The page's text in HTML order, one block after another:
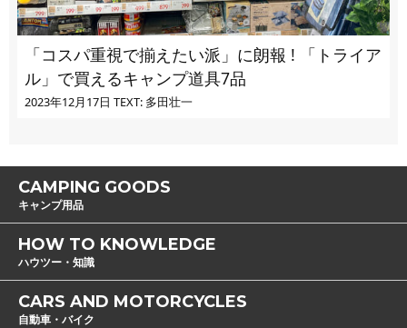
「コスパ重視で揃えたい派」に朗報 ! 「トライア
ル」で買えるキャンプ道具7品
2023年12月17日 TEXT: 多田壮一
CAMPING GOODS
キャンプ用品
HOW TO KNOWLEDGE
ハウツー・知識
CARS AND MOTORCYCLES
自動車・バイク